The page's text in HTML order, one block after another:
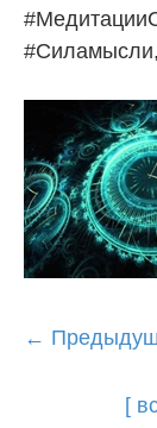
#Силамысли,
Post
←
[